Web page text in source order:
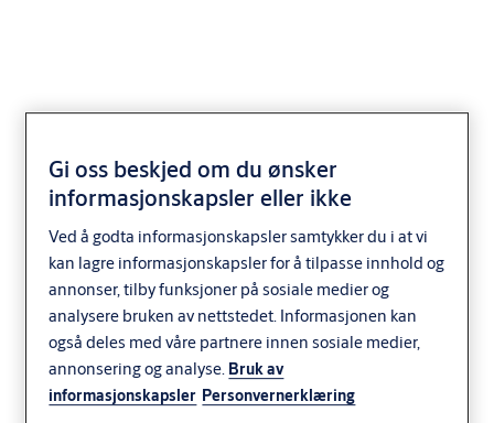
SY1111
Gi oss beskjed om du ønsker
informasjonskapsler eller ikke
Ved å godta informasjonskapsler samtykker du i at vi
kan lagre informasjonskapsler for å tilpasse innhold og
annonser, tilby funksjoner på sosiale medier og
analysere bruken av nettstedet. Informasjonen kan
også deles med våre partnere innen sosiale medier,
annonsering og analyse. Bruk av
informasjonskapsler Personvernerklæring